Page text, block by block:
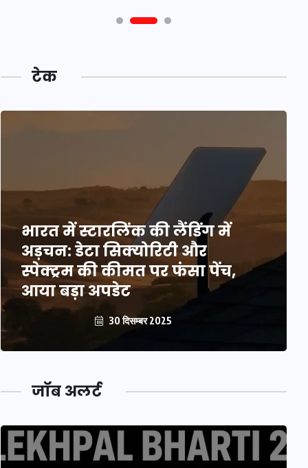
टेक
भारत में स्टारलिंक की लैंडिंग में
अड़चन: डेटा सिक्योरिटी और
स्पेक्ट्रम की कीमत पर फंसा पेंच,
आया बड़ा अपडेट
30 दिसम्बर 2025
जॉब अलर्ट